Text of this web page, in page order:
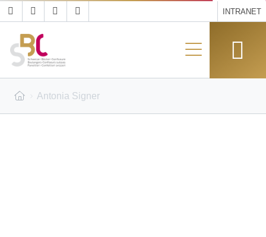
INTRANET
Antonia Signer